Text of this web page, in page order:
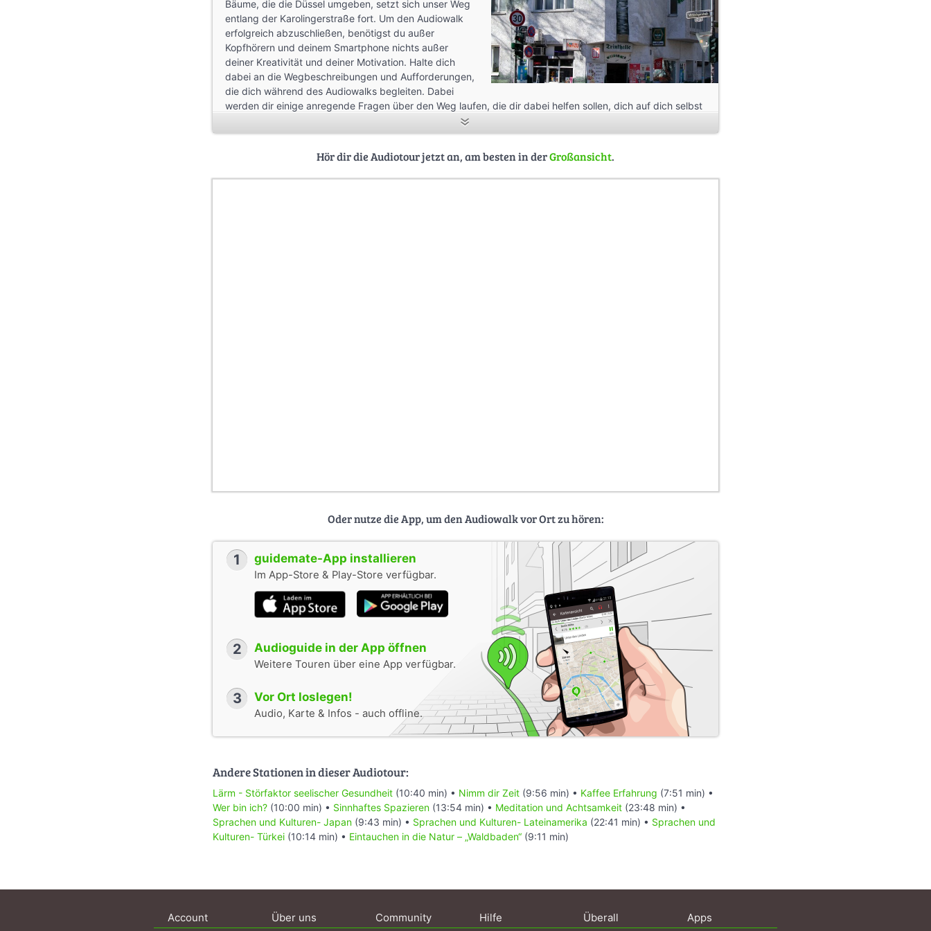
Bäume, die die Düssel umgeben, setzt sich unser Weg
entlang der Karolingerstraße fort. Um den Audiowalk
erfolgreich abzuschließen, benötigst du außer
Kopfhörern und deinem Smartphone nichts außer
deiner Kreativität und deiner Motivation. Halte dich
dabei an die Wegbeschreibungen und Aufforderungen,
die dich während des Audiowalks begleiten. Dabei
werden dir einige anregende Fragen über den Weg laufen, die dir dabei helfen sollen, dich auf dich selbst
zu fokussieren und alle Stressfaktoren für einen kleinen Moment auszublenden. Wir hoffen, dass wir dir
eine kurze Auszeit vom alltäglichen Trubel schenken können und dir vielleicht ab jetzt die Kleinigkeiten in
Neues zu entdecken.
Hör dir die Audiotour jetzt an, am besten in derGroßansicht.
Oder nutze die App, um den Audiowalk vor Ort zu hören:
1 guidemate-App installieren
Im App-Store & Play-Store verfügbar.
2 Audioguide in der App öffnen
Weitere Touren über eine App verfügbar.
3 Vor Ort loslegen!
Audio, Karte & Infos - auch offline.
Andere Stationen in dieser Audiotour:
Lärm - Störfaktor seelischer Gesundheit (10:40 min) • Nimm dir Zeit (9:56 min) • Kaffee Erfahrung (7:51 min) •
Wer bin ich? (10:00 min) • Sinnhaftes Spazieren (13:54 min) • Meditation und Achtsamkeit (23:48 min) •
Sprachen und Kulturen- Japan (9:43 min) • Sprachen und Kulturen- Lateinamerika (22:41 min) • Sprachen und
Kulturen- Türkei (10:14 min) • Eintauchen in die Natur – „Waldbaden“ (9:11 min)
Account Über uns Community Hilfe Überall Apps